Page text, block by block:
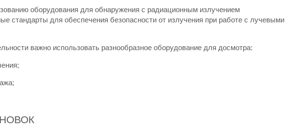
оборудования для обнаружения с радиационным излучением
стандарты для обеспечения безопасности от излучения при работе с лучевыми
важно использовать разнообразное оборудование для досмотра: